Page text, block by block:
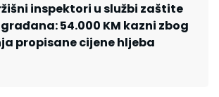
inspektori u službi zaštite
54.000 KM kazni zbog
propisane cijene hljeba